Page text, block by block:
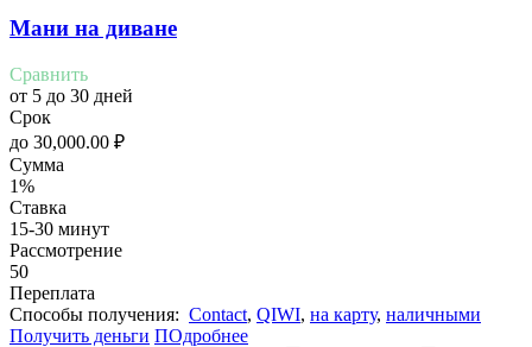
Мани на диване
Сравнить
от 5 до 30 дней
Срок
до 30,000.00 ₽
Сумма
1%
Ставка
15-30 минут
Рассмотрение
50
Переплата
Cпособы получения: Contact, QIWI, на карту, наличными
Получить деньги ПОдробнее